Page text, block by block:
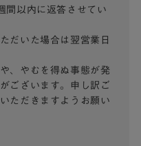
間以内に返答させてい
だいた場合は翌営業日
、やむを得ぬ事態が発
ございます。申し訳ご
ただきますようお願い